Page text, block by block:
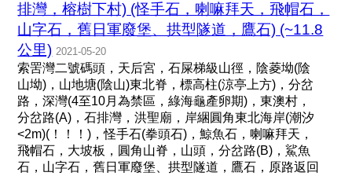
排灣，榕樹下村) (怪手石，喇嘛拜天，飛帽石，
山字石，舊日軍廢堡、拱型隧道，鷹石) (~11.8
公里) 2021-05-20
索罟灣二號碼頭，天后宮，石屎梯級山徑，陰菱坳(陰
山坳)，山地塘(陰山)東北脊，標高柱(涼亭上方)，分岔
路，深灣(4至10月為禁區，綠海龜產卵期)，東澳村，
分岔路(A)，石排灣，洪聖廟，岸綑圓角東北海岸(潮汐
<2m)(！！！)，怪手石(拳頭石)，鯨魚石，喇嘛拜天，
飛帽石，大坡板，圓角山脊，山頭，分岔路(B)，鯊魚
石，山字石，舊日軍廢堡、拱型隧道，鷹石，原路返回